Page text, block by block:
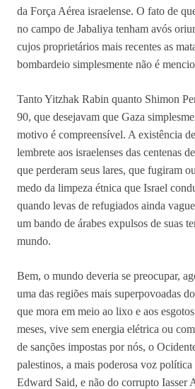
da Força Aérea israelense. O fato de
no campo de Jabaliya tenham avós
cujos proprietários mais recentes as
bombardeio simplesmente não é
Tanto Yitzhak Rabin quanto Shimon
90, que desejavam que Gaza
motivo é compreensível. A existência
lembrete aos israelenses das centenas
que perderam seus lares, que fugiram
medo da limpeza étnica que Israel
quando levas de refugiados ainda
um bando de árabes expulsos de suas
mundo.
Bem, o mundo deveria se preocupar,
uma das regiões mais superpovoadas
que mora em meio ao lixo e aos
meses, vive sem energia elétrica ou
de sanções impostas por nós, o
palestinos, a mais poderosa voz
Edward Said, e não do corrupto Iasser